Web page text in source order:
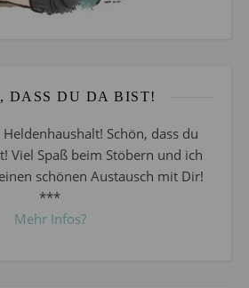
DASS DU DA BIST!
Schön, dass du
Viel Spaß beim Stöbern und ich
schönen Austausch mit Dir!
***
Mehr Infos?